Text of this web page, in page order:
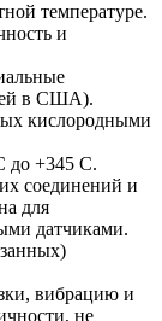
температуре.
и
в США).
кислородными
до +345 C.
соединений и
для
датчиками.
вибрацию и
не